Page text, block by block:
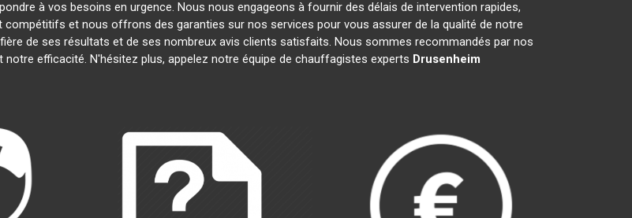
à vos besoins en urgence. Nous nous engageons à fournir des délais de intervention rapides,
et nous offrons des garanties sur nos services pour vous assurer de la qualité de notre
de ses résultats et de ses nombreux avis clients satisfaits. Nous sommes recommandés par nos
efficacité. N'hésitez plus, appelez notre équipe de chauffagistes experts Drusenheim